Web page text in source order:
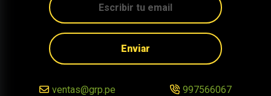
Enviar
ventas@grp.pe 997566067